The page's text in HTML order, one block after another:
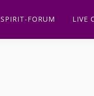
SPIRIT-FORUM LIVE